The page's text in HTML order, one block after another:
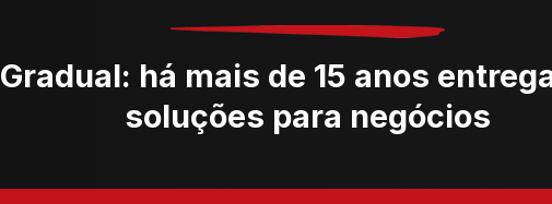
Gradual: há mais de 15 anos
soluções para negócios